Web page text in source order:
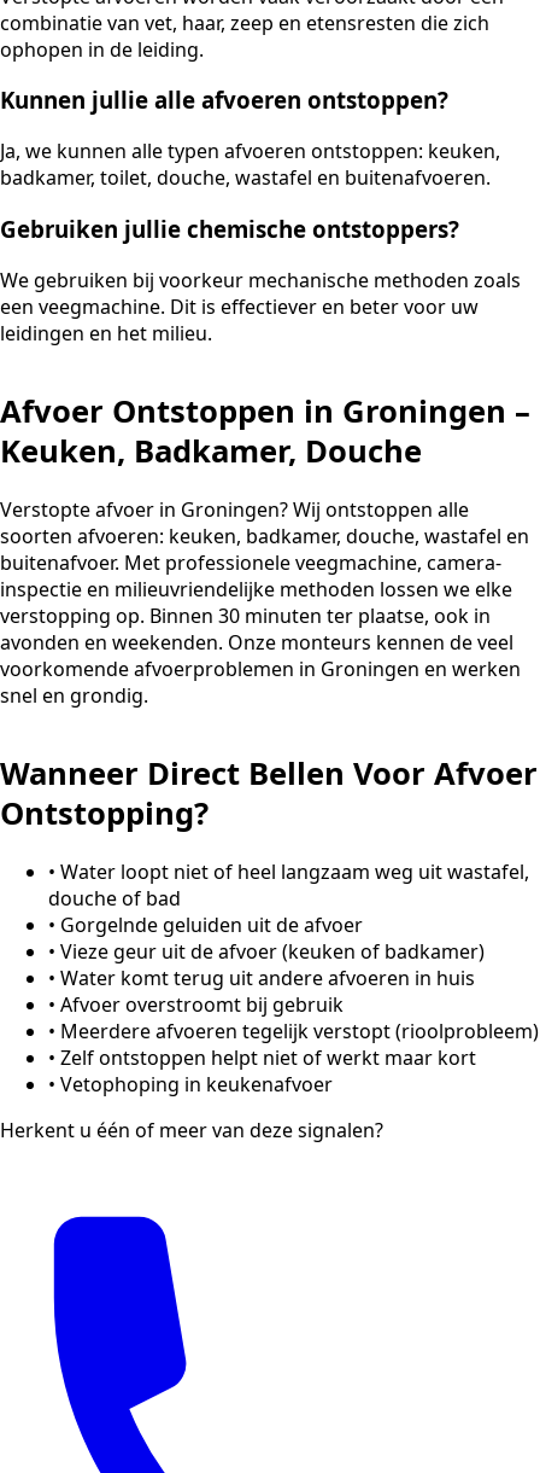
combinatie van vet, haar, zeep en etensresten die zich
ophopen in de leiding.
Kunnen jullie alle afvoeren ontstoppen?
Ja, we kunnen alle typen afvoeren ontstoppen: keuken,
badkamer, toilet, douche, wastafel en buitenafvoeren.
Gebruiken jullie chemische ontstoppers?
We gebruiken bij voorkeur mechanische methoden zoals
een veegmachine. Dit is effectiever en beter voor uw
leidingen en het milieu.
Afvoer Ontstoppen in Groningen –
Keuken, Badkamer, Douche
Verstopte afvoer in Groningen? Wij ontstoppen alle
soorten afvoeren: keuken, badkamer, douche, wastafel en
buitenafvoer. Met professionele veegmachine, camera-
inspectie en milieuvriendelijke methoden lossen we elke
verstopping op. Binnen 30 minuten ter plaatse, ook in
avonden en weekenden. Onze monteurs kennen de veel
voorkomende afvoerproblemen in Groningen en werken
snel en grondig.
Wanneer Direct Bellen Voor Afvoer
Ontstopping?
• Water loopt niet of heel langzaam weg uit wastafel,
douche of bad
• Gorgelnde geluiden uit de afvoer
• Vieze geur uit de afvoer (keuken of badkamer)
• Water komt terug uit andere afvoeren in huis
• Afvoer overstroomt bij gebruik
• Meerdere afvoeren tegelijk verstopt (rioolprobleem)
• Zelf ontstoppen helpt niet of werkt maar kort
• Vetophoping in keukenafvoer
Herkent u één of meer van deze signalen?